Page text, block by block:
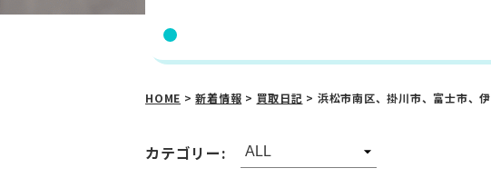
HOME >新着情報 > 買取日記 > 浜松市南区、掛川市、富士市、
カテゴリー: